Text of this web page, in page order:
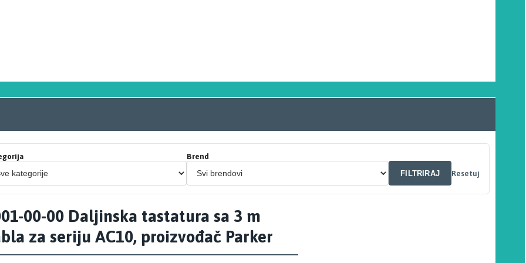
Brend
FILTRIRAJ
Resetuj
00-00 Daljinska tastatura sa 3 m
za seriju AC10, proizvođač Parker